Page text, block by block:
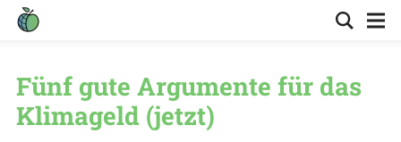
Fünf gute Argumente für das
Klimageld (jetzt)